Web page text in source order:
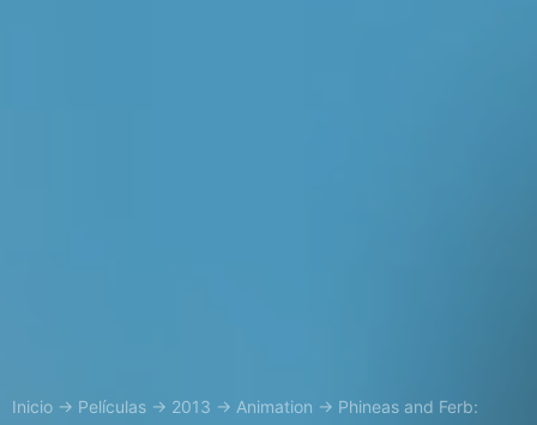
Inicio → Películas → 2013 → Animation → Phineas and Ferb: